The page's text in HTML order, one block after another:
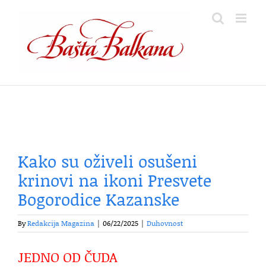
content
Kako su oživeli osušeni
krinovi na ikoni Presvete
Bogorodice Kazanske
ByRedakcija Magazina 06/22/2025 Duhovnost
JEDNO OD ČUDA